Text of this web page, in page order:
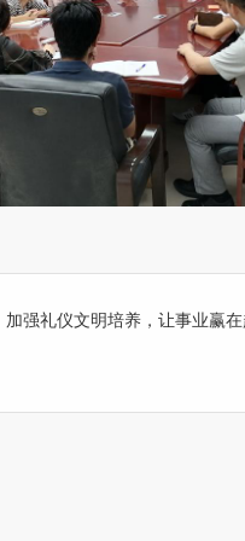
加强礼仪文明培养，让事业赢